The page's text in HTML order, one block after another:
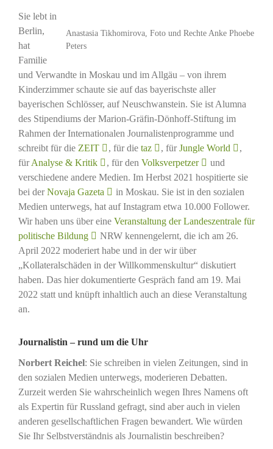
Anastasia Tikhomirova, Foto und Rechte Anke Phoebe
Peters
Sie lebt in
Berlin,
hat
Familie
und Verwandte in Moskau und im Allgäu – von ihrem
Kinderzimmer schaute sie auf das bayerischste aller
bayerischen Schlösser, auf Neuschwanstein. Sie ist Alumna
des Stipendiums der Marion-Gräfin-Dönhoff-Stiftung im
Rahmen der Internationalen Journalistenprogramme und
schreibt für die ZEIT , für die taz , fürJungle World
,
fürAnalyse & Kritik , für den Volksverpetzer
und
verschiedene andere Medien. Im Herbst 2021 hospitierte sie
bei derNovaja Gazeta
in Moskau. Sie ist in den sozialen
Medien unterwegs, hat auf Instagram etwa 10.000 Follower.
Wir haben uns über eine Veranstaltung der Landeszentrale für
politische Bildung
NRW kennengelernt, die ich am 26.
April 2022 moderiert habe und in der wir über
„Kollateralschäden in der Willkommenskultur“ diskutiert
haben. Das hier dokumentierte Gespräch fand am 19. Mai
2022 statt und knüpft inhaltlich auch an diese Veranstaltung
an.
Journalistin – rund um die Uhr
Norbert Reichel: Sie schreiben in vielen Zeitungen, sind in
den sozialen Medien unterwegs, moderieren Debatten.
Zurzeit werden Sie wahrscheinlich wegen Ihres Namens oft
als Expertin für Russland gefragt, sind aber auch in vielen
anderen gesellschaftlichen Fragen bewandert. Wie würden
Sie Ihr Selbstverständnis als Journalistin beschreiben?